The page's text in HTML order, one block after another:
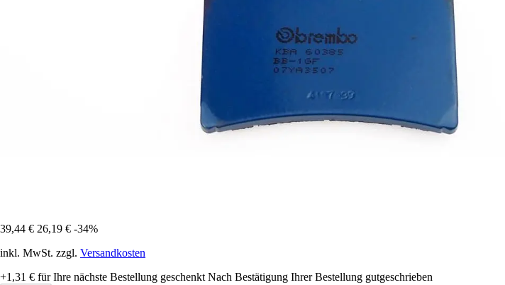
39,44 € 26,19 € -34%
inkl. MwSt. zzgl. Versandkosten
+1,31 € für Ihre nächste Bestellung geschenkt Nach Bestätigung Ihrer Bestellung gutgeschrieben